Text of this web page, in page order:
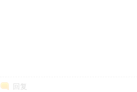
回复